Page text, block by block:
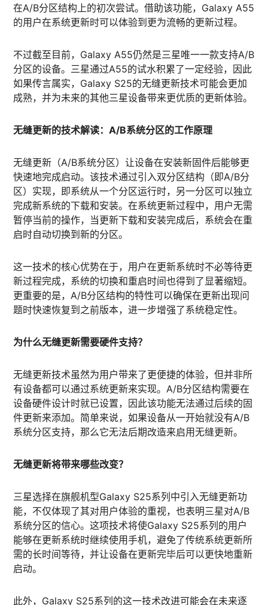
在A/B分区结构上的初次尝试。借助该功能，Galaxy A55
的用户在系统更新时可以体验到更为流畅的更新过程。
不过截至目前，Galaxy A55仍然是三星唯一一款支持A/B
分区的设备。三星通过A55的试水积累了一定经验，因此
如果传言属实，Galaxy S25的无缝更新技术可能会更加
成熟，并为未来的其他三星设备带来更优质的更新体验。
无缝更新的技术解读：A/B系统分区的工作原理
无缝更新（A/B系统分区）让设备在安装新固件后能够更
快速地完成启动。该技术通过引入双分区结构（即A/B分
区）实现，即系统从一个分区运行时，另一分区可以独立
完成新系统的下载和安装。在系统更新过程中，用户无需
暂停当前的操作，当更新下载和安装完成后，系统会在重
启时自动切换到新的分区。
这一技术的核心优势在于，用户在更新系统时不必等待更
新过程完成，系统的切换和重启时间也得到了显著缩短。
更重要的是，A/B分区结构的特性可以确保在更新出现问
题时快速恢复到之前版本，进一步增强了系统稳定性。
为什么无缝更新需要硬件支持？
无缝更新技术虽然为用户带来了更便捷的体验，但并非所
有设备都可以通过系统更新来实现。A/B分区结构需要在
设备硬件设计时就已设置，因此该功能无法通过后续的固
件更新来添加。简单来说，如果设备从一开始就没有A/B
系统分区支持，那么它无法后期改造来启用无缝更新。
无缝更新将带来哪些改变？
三星选择在旗舰机型Galaxy S25系列中引入无缝更新功
能，不仅体现了其对用户体验的重视，也表明三星对A/B
系统分区的信心。这项技术将使Galaxy S25系列的用户
能够在更新系统时继续使用手机，避免了传统系统更新所
需的长时间等待，并让设备在更新完毕后可以更快地重新
启动。
此外，Galaxy S25系列的这一技术改进可能会在未来逐